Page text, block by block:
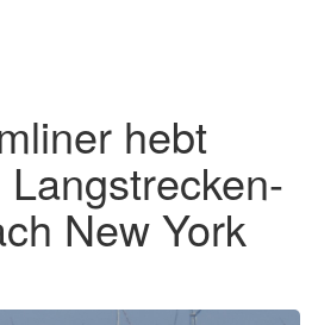
hebt
New York